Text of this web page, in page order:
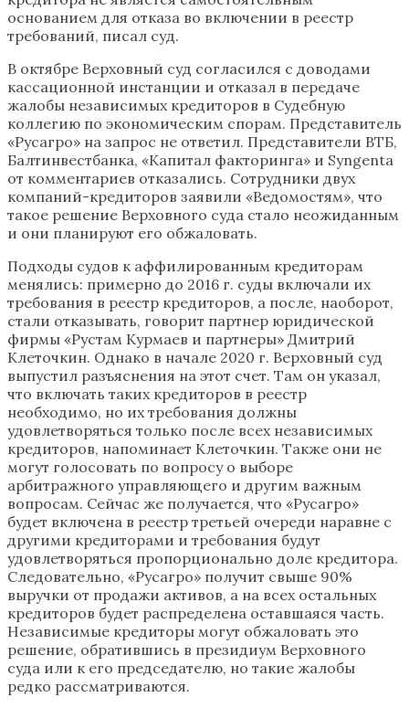
основанием для отказа во включении в реестр
требований, писал суд.
В октябре Верховный суд согласился с доводами
кассационной инстанции и отказал в передаче
жалобы независимых кредиторов в Судебную
коллегию по экономическим спорам. Представитель
«Русагро» на запрос не ответил. Представители ВТБ,
Балтинвестбанка, «Капитал факторинга» и Syngenta
от комментариев отказались. Сотрудники двух
компаний-кредиторов заявили «Ведомостям», что
такое решение Верховного суда стало неожиданным
и они планируют его обжаловать.
Подходы судов к аффилированным кредиторам
менялись: примерно до 2016 г. суды включали их
требования в реестр кредиторов, а после, наоборот,
стали отказывать, говорит партнер юридической
фирмы «Рустам Курмаев и партнеры» Дмитрий
Клеточкин. Однако в начале 2020 г. Верховный суд
выпустил разъяснения на этот счет. Там он указал,
что включать таких кредиторов в реестр
необходимо, но их требования должны
удовлетворяться только после всех независимых
кредиторов, напоминает Клеточкин. Также они не
могут голосовать по вопросу о выборе
арбитражного управляющего и другим важным
вопросам. Сейчас же получается, что «Русагро»
будет включена в реестр третьей очереди наравне с
другими кредиторами и требования будут
удовлетворяться пропорционально доле кредитора.
Следовательно, «Русагро» получит свыше 90%
выручки от продажи активов, а на всех остальных
кредиторов будет распределена оставшаяся часть.
Независимые кредиторы могут обжаловать это
решение, обратившись в президиум Верховного
суда или к его председателю, но такие жалобы
редко рассматриваются.